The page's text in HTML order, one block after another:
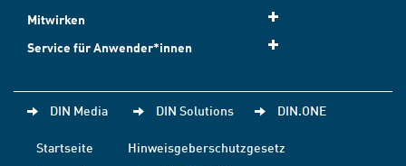
Mitwirken
Service für Anwender*innen
DIN Media DIN Solutions DIN.ONE
Startseite
Hinweisgeberschutzgesetz